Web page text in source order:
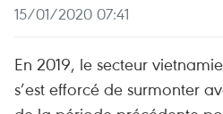
15/01/2020 07:41
En 2019, le secteur
s’est efforcé de surmonter